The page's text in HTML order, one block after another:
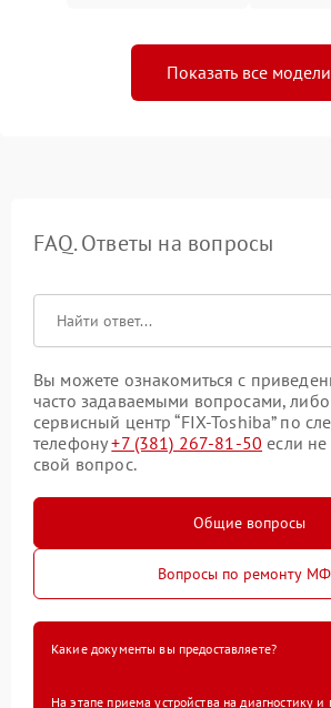
Показать все модели
FAQ. Ответы на вопросы
Вы можете ознакомиться с
часто задаваемыми вопросами, либо
сервисный центр “FIX-Toshiba” по
телефону+7 (381) 267-81-50 если
свой вопрос.
Общие вопросы
Вопросы по ремонту
Какие документы вы предоставляете?
На этапе приема устройства на диагностику